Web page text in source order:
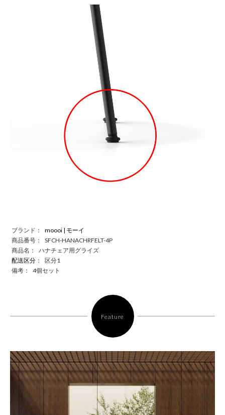
ブランド：
moooi | モーイ
商品番号：
SFCH-HANACHRFELT-4P
商品名：
ハナチェア用グライズ
配送区分 ：
区分1
備考：
4個セット
Feature